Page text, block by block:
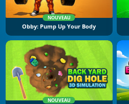
NOUVEAU
Obby: Pump Up Your Body
NOUVEAU